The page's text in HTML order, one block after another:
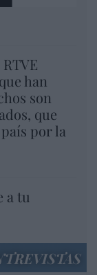
han
son
que
por la
a tu